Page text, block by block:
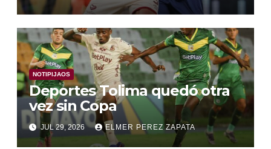
NOTIPIJAOS
Deportes Tolima quedó otra
vez sin Copa
JUL 29, 2026 ELMER PEREZ ZAPATA